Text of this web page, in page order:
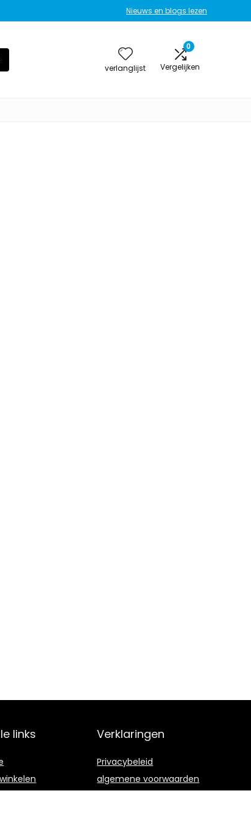
Nieuws en blogs lezen
verlanglijst
0
Vergelijken
links Verklaringen
Privacybeleid
algemene voorwaarden